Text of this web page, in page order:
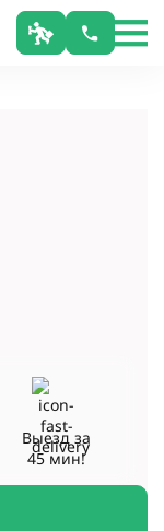
Выезд за
45 мин!